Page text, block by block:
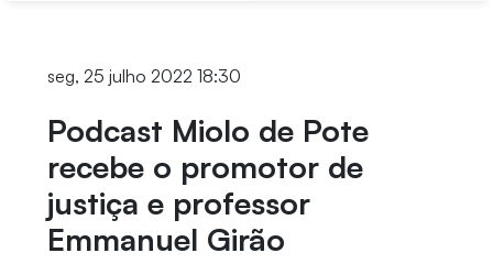
seg, 25 julho 2022 18:30
Podcast Miolo de Pote
recebe o promotor de
justiça e professor
Emmanuel Girão